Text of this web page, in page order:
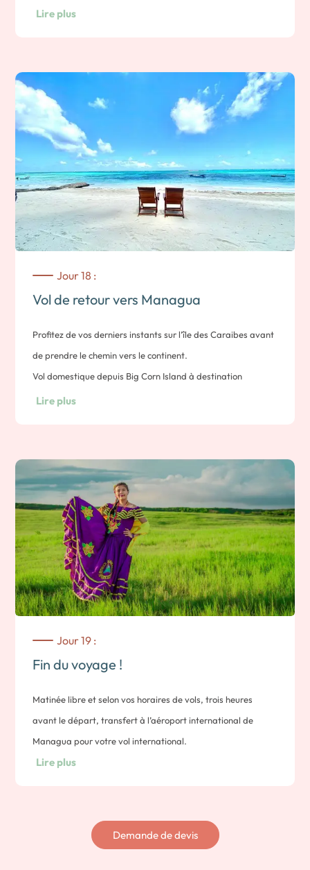
Vous pourrez aussi aller découvrir les fonds marins en
Pour un repos total, laisser vous tenter pas une séance de
yoga en bord de mer, un massage à quatre mains ou la
spécialité locale, la Piña Colada.
Nuit sur little corn Island
Lire plus
Jour 18 :
Vol de retour vers Managua
Profitez de vos derniers instants sur l’île des Caraibes avant
de prendre le chemin vers le continent.
Vol domestique depuis Big Corn Island à destination
Managua.
hôtel.
Nuit a Managua.
Lire plus
Jour 19 :
Fin du voyage !
Matinée libre et selon vos horaires de vols, trois heures
avant le départ, transfert à l’aéroport international de
Managua pour votre vol international.
Lire plus
Demande de devis